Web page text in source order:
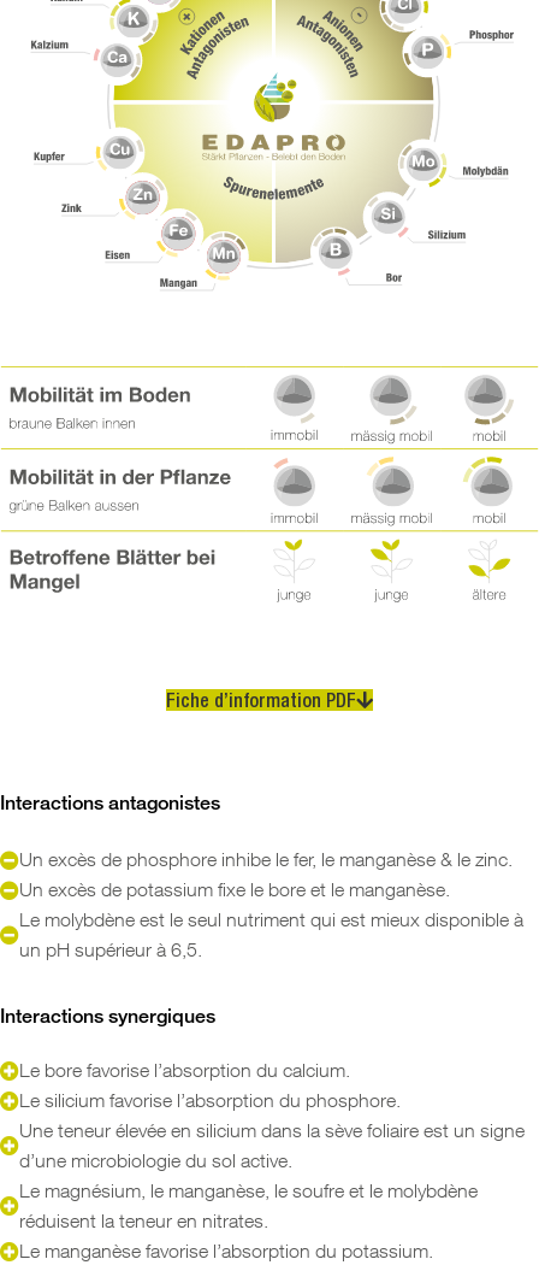
Fiche d’information PDF
Interactions antagonistes
Un excès de phosphore inhibe le fer, le manganèse & le zinc.
Un excès de potassium fixe le bore et le manganèse.
Le molybdène est le seul nutriment qui est mieux disponible à
un pH supérieur à 6,5.
Interactions synergiques
Le bore favorise l’absorption du calcium.
Le silicium favorise l’absorption du phosphore.
Une teneur élevée en silicium dans la sève foliaire est un signe
d’une microbiologie du sol active.
Le magnésium, le manganèse, le soufre et le molybdène
réduisent la teneur en nitrates.
Le manganèse favorise l’absorption du potassium.